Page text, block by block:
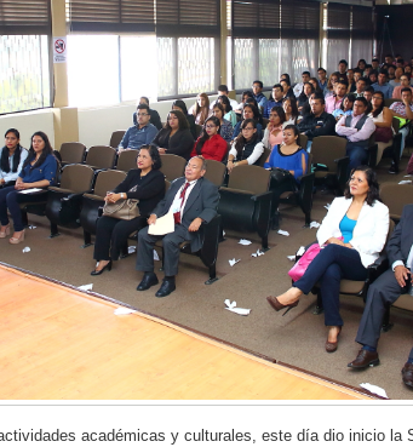
académicas y culturales, este día dio inicio la